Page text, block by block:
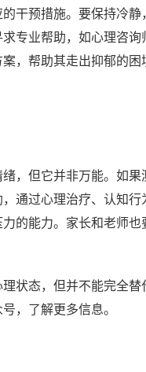
干预措施。要保持冷静
专业帮助，如心理咨询
，帮助其走出抑郁的困
，但它并非万能。如果
通过心理治疗、认知行
的能力。家长和老师也
状态，但并不能完全替
号，了解更多信息。